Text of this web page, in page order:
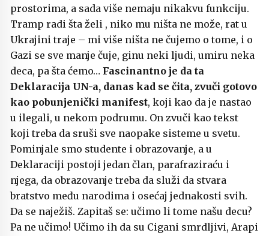
prostorima, a sada više nemaju nikakvu funkciju.
Tramp radi šta želi , niko mu ništa ne može, rat u
Ukrajini traje – mi više ništa ne čujemo o tome, i o
Gazi se sve manje čuje, ginu neki ljudi, umiru neka
deca, pa šta ćemo… Fascinantno je da ta
Deklaracija UN-a, danas kad se čita, zvuči gotovo
kao pobunjenički manifest, koji kao da je nastao
u ilegali, u nekom podrumu. On zvuči kao tekst
koji treba da sruši sve naopake sisteme u svetu.
Pominjale smo studente i obrazovanje, a u
Deklaraciji postoji jedan član, parafraziraću i
njega, da obrazovanje treba da služi da stvara
bratstvo među narodima i osećaj jednakosti svih.
Da se naježiš. Zapitaš se: učimo li tome našu decu?
Pa ne učimo! Učimo ih da su Cigani smrdljivi, Arapi